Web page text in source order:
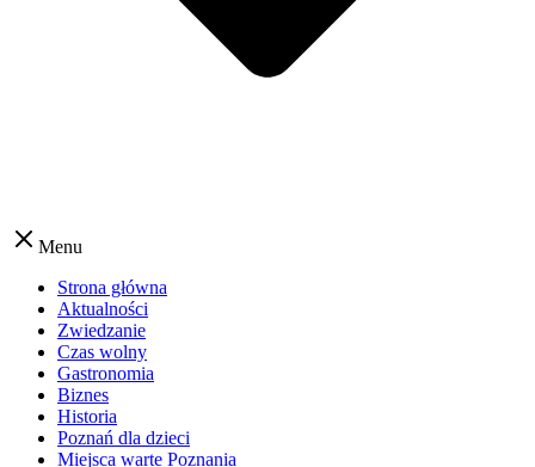
Menu
Strona główna
Aktualności
Zwiedzanie
Czas wolny
Gastronomia
Biznes
Historia
Poznań dla dzieci
Miejsca warte Poznania